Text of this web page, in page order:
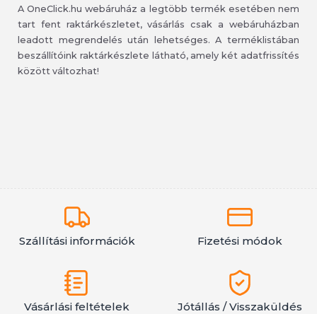
A OneClick.hu webáruház a legtöbb termék esetében nem
tart fent raktárkészletet, vásárlás csak a webáruházban
leadott megrendelés után lehetséges. A terméklistában
beszállítóink raktárkészlete látható, amely két adatfrissítés
között változhat!
Szállítási információk Fizetési módok
Vásárlási feltételek Jótállás / Visszaküldés